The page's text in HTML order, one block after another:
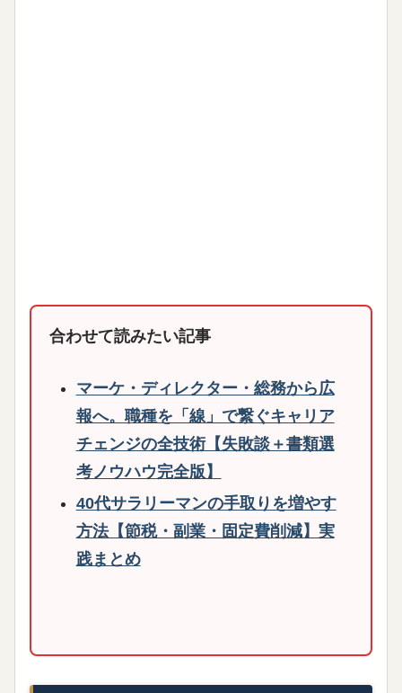
合わせて読みたい記事
マーケ・ディレクター・総務から広
報へ。職種を「線」で繋ぐキャリア
チェンジの全技術【失敗談＋書類選
考ノウハウ完全版】
40代サラリーマンの手取りを増やす
方法【節税・副業・固定費削減】実
践まとめ